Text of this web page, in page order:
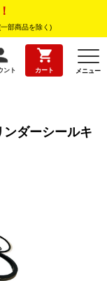
部商品を除く)
ント カート メニュー
ダーシールキ